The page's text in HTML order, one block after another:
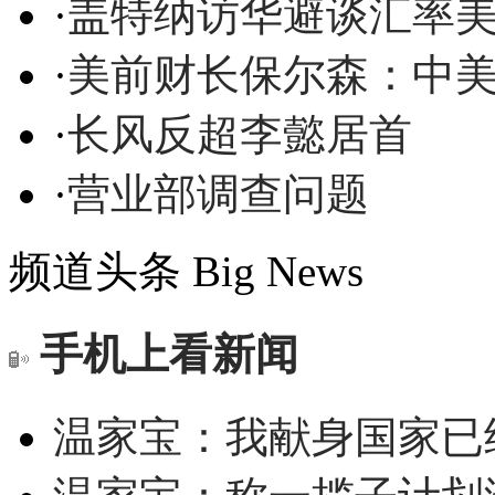
·盖特纳访华避谈汇率
·美前财长保尔森：中
·长风反超李懿居首
·营业部调查问题
频道头条 Big News
手机上看新闻
温家宝：我献身国家